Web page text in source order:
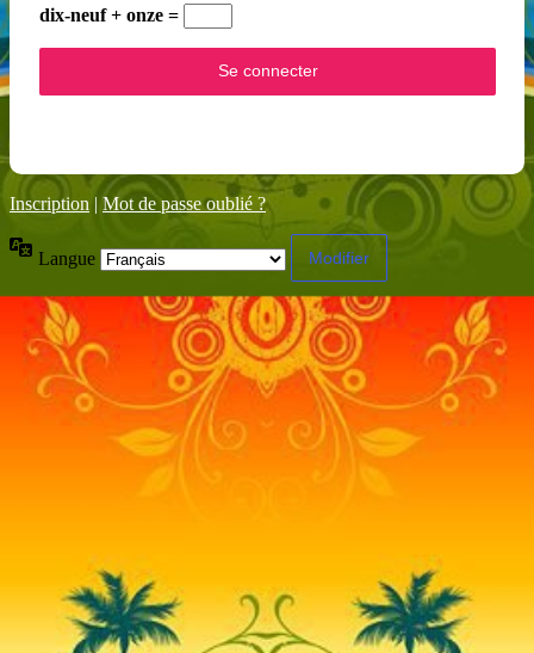
dix-neuf + onze =
Inscription | Mot de passe oublié ?
Langue